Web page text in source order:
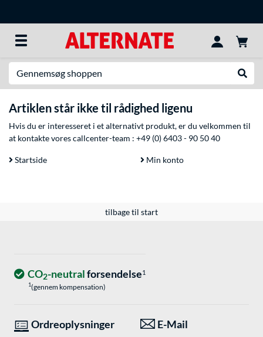
Artiklen står ikke til rådighed ligenu
Hvis du er interesseret i et alternativt produkt, er du velkommen til
at kontakte vores callcenter-team : +49 (0) 6403 - 90 50 40
Startside Min konto
tilbage til start
CO2-neutralforsendelse1
1(gennem kompensation)
Ordreoplysninger
E-Mail